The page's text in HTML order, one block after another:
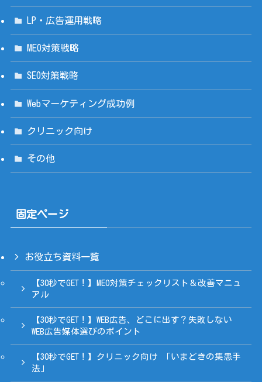
LP・広告運用戦略
MEO対策戦略
SEO対策戦略
Webマーケティング成功例
クリニック向け
その他
固定ページ
お役立ち資料一覧
【30秒でGET！】MEO対策チェックリスト＆改善マニュ
アル
【30秒でGET！】WEB広告、どこに出す？失敗しない
WEB広告媒体選びのポイント
【30秒でGET！】クリニック向け 「いまどきの集患手
法」